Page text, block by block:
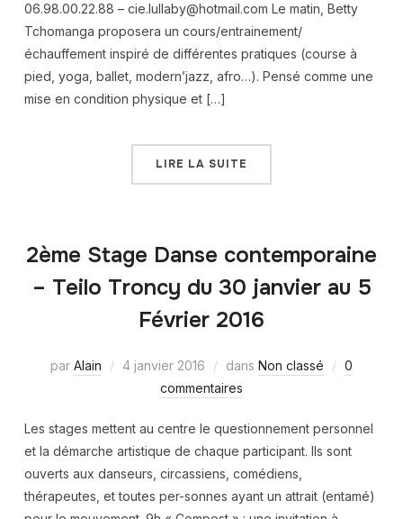
06.98.00.22.88 – cie.lullaby@hotmail.com Le matin, Betty
Tchomanga proposera un cours/entrainement/
échauffement inspiré de différentes pratiques (course à
pied, yoga, ballet, modern’jazz, afro…). Pensé comme une
mise en condition physique et […]
LIRE LA SUITE
2ème Stage Danse contemporaine
– Teilo Troncy du 30 janvier au 5
Février 2016
par Alain 4 janvier 2016 dans Non classé
0
commentaires
Les stages mettent au centre le questionnement personnel
et la démarche artistique de chaque participant. Ils sont
ouverts aux danseurs, circassiens, comédiens,
thérapeutes, et toutes per-sonnes ayant un attrait (entamé)